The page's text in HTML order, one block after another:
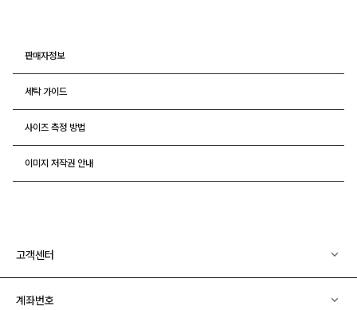
판매자정보
세탁 가이드
사이즈 측정 방법
이미지 저작권 안내
고객센터
계좌번호